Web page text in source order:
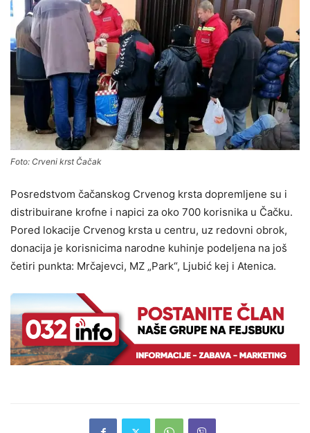
Foto: Crveni krst Čačak
Posredstvom čačanskog Crvenog krsta dopremljene su i
distribuirane krofne i napici za oko 700 korisnika u Čačku.
Pored lokacije Crvenog krsta u centru, uz redovni obrok,
donacija je korisnicima narodne kuhinje podeljena na još
četiri punkta: Mrčajevci, MZ „Park“, Ljubić kej i Atenica.